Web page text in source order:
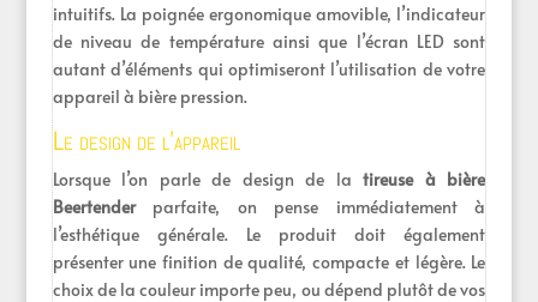
intuitifs. La poignée ergonomique amovible, l’indicateur
de niveau de température ainsi que l’écran LED sont
autant d’éléments qui optimiseront l’utilisation de votre
appareil à bière pression.
Le design de l’appareil
Lorsque l’on parle de design de latireuse à bière
Beertender parfaite, on pense immédiatement à
l’esthétique générale. Le produit doit également
présenter une finition de qualité, compacte et légère. Le
choix de la couleur importe peu, ou dépend plutôt de vos